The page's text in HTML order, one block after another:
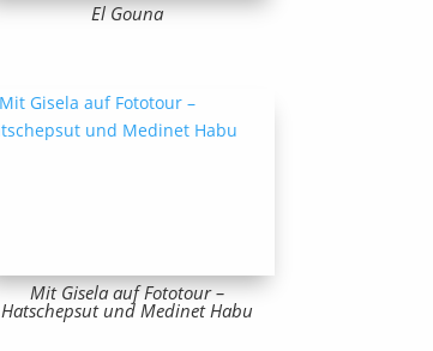
El Gouna
Mit Gisela auf Fototour –
Hatschepsut und Medinet Habu